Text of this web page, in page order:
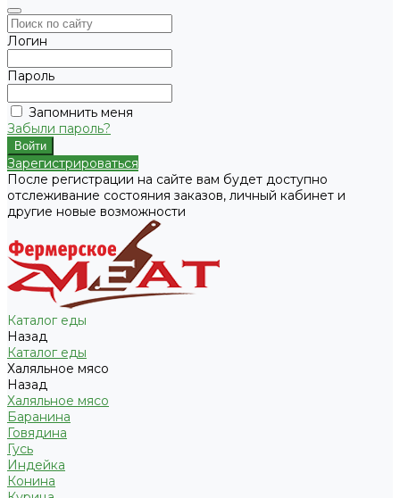
Логин
Пароль
Запомнить меня
Забыли пароль?
Зарегистрироваться
После регистрации на сайте вам будет доступно
отслеживание состояния заказов, личный кабинет и
другие новые возможности
Каталог еды
Назад
Каталог еды
Халяльное мясо
Назад
Халяльное мясо
Баранина
Говядина
Гусь
Индейка
Конина